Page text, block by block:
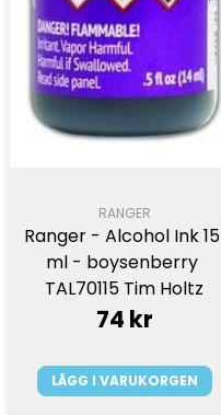
RANGER
Ranger - Alcohol Ink 15
ml - boysenberry
TAL70115 Tim Holtz
74 kr
LÄGG I VARUKORGEN